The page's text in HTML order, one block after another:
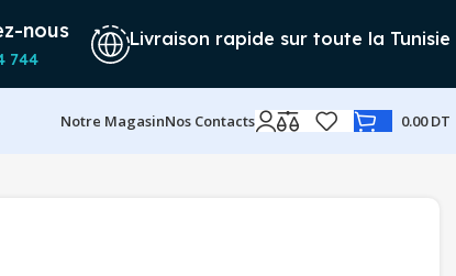
nous
744
Livraison rapide sur toute la Tunisie
Notre MagasinNos Contacts 0.00DT